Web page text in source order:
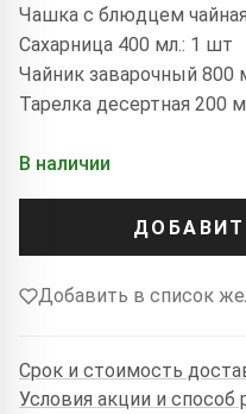
Чашка с блюдцем
Сахарница 400 мл.: 1 шт
Чайник заварочный 800
Тарелка десертная 200
В наличии
Добавить в список
Срок и стоимость
Условия акции и способ